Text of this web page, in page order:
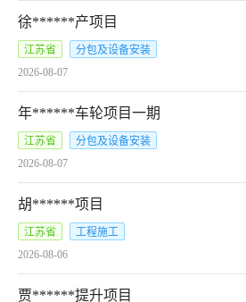
徐******产项目
江苏省
分包及设备安装
2026-08-07
年******车轮项目一期
江苏省
分包及设备安装
2026-08-07
胡******项目
江苏省
工程施工
2026-08-06
贾******提升项目